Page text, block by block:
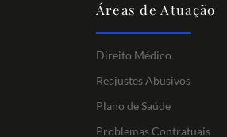
Áreas de Atuação
Direito Médico
Reajustes Abusivos
Plano de Saúde
Problemas Contratuais